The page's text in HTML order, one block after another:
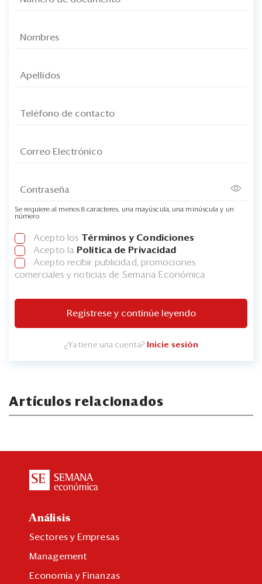
Se requiere al menos 8 caracteres, una mayúscula, una minúscula y un
número
Acepto los Términos y Condiciones
Acepto la Política de Privacidad
Acepto recibir publicidad, promociones
comerciales y noticias de Semana Económica
Regístrese y continúe leyendo
¿Ya tiene una cuenta? Inicie sesión
Artículos relacionados
Análisis
Sectores y Empresas
Management
Economía y Finanzas